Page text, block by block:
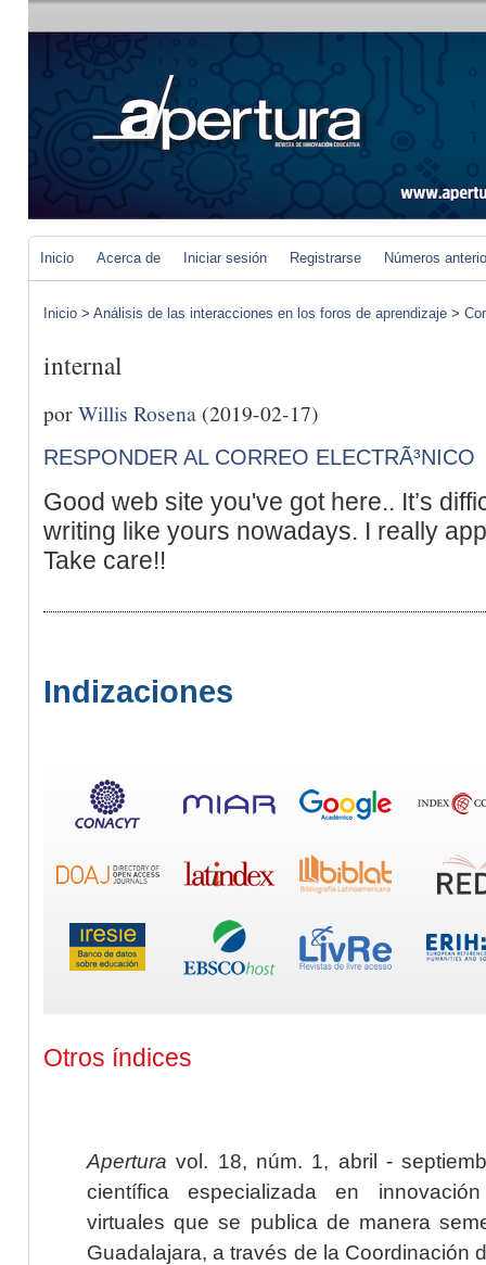
Inicio Acerca de Iniciar sesión Registrarse Números
Inicio > Análisis de las interacciones en los foros de aprendizaje >
internal
porWillis Rosena (2019-02-17)
RESPONDER AL CORREO ELECTRÃ³NICO
Good web site you've got here.. It’s
writing like yours nowadays. I really
Take care!!
Indizaciones
Otros índices
Apertura vol. 18, núm. 1, abril -
científica especializada en
virtuales que se publica de manera
Guadalajara, a través de la Coordinación